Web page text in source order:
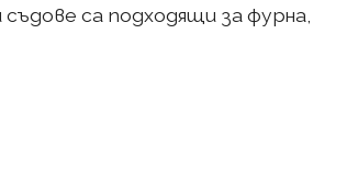
са подходящи за фурна,